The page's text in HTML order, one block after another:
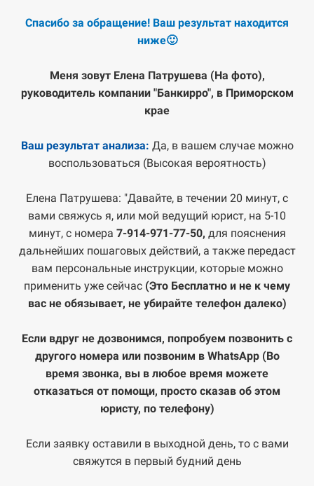
Спасибо за обращение! Ваш результат находится
ниже🙂
Меня зовут Елена Патрушева (На фото),
руководитель компании "Банкирро", в Приморском
крае
Ваш результат анализа: Да, в вашем случае можно
воспользоваться (Высокая вероятность)
Елена Патрушева: "Давайте, в течении 20 минут, с
вами свяжусь я, или мой ведущий юрист, на 5-10
минут, с номера 7-914-971-77-50, для пояснения
дальнейших пошаговых действий, а также передаст
вам персональные инструкции, которые можно
применить уже сейчас (Это Бесплатно и не к чему
вас не обязывает, не убирайте телефон далеко)
Если вдруг не дозвонимся, попробуем позвонить с
другого номера или позвоним в WhatsApp (Во
время звонка, вы в любое время можете
отказаться от помощи, просто сказав об этом
юристу, по телефону)
Если заявку оставили в выходной день, то с вами
свяжутся в первый будний день